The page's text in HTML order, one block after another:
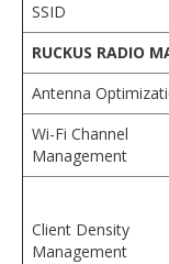
SSID
RUCKUS RADIO
Antenna
Wi-Fi Channel
Management
Client Density
Management